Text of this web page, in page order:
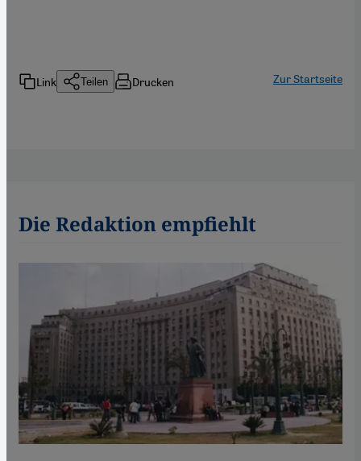
Link Teilen Drucken Zur Startseite
Die Redaktion empfiehlt